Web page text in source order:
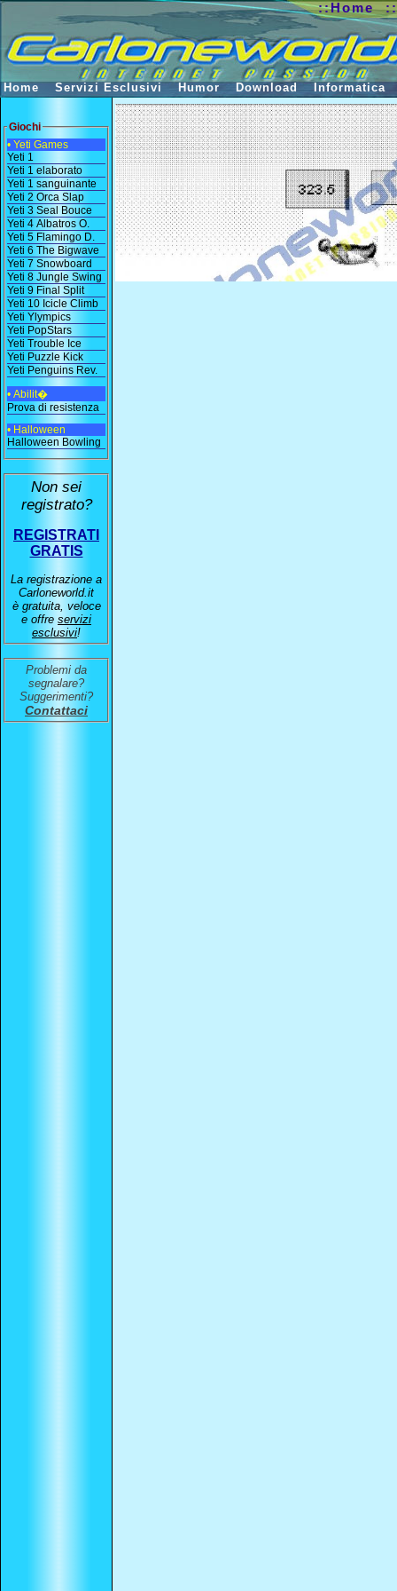
Giochi
• Yeti Games
Yeti 1
Yeti 1 elaborato
Yeti 1 sanguinante
Yeti 2 Orca Slap
Yeti 3 Seal Bouce
Yeti 4 Albatros O.
Yeti 5 Flamingo D.
Yeti 6 The Bigwave
Yeti 7 Snowboard
Yeti 8 Jungle Swing
Yeti 9 Final Split
Yeti 10 Icicle Climb
Yeti Ylympics
Yeti PopStars
Yeti Trouble Ice
Yeti Puzzle Kick
Yeti Penguins Rev.
• Abilit�
Prova di resistenza
• Halloween
Halloween Bowling
Non sei
registrato?
REGISTRATI
GRATIS
La registrazione a
Carloneworld.it
è gratuita, veloce
e offre servizi
esclusivi!
Problemi da
segnalare?
Suggerimenti?
Contattaci
::Home
Home Servizi Esclusivi Humor Download Informatica